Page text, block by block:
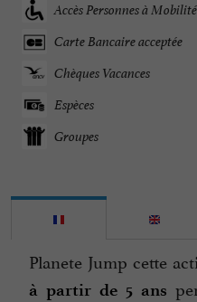
Accès Personnes à
Carte Bancaire acceptée
Chèques Vacances
Espèces
Groupes
Planete Jump cette
à partir de 5 ans